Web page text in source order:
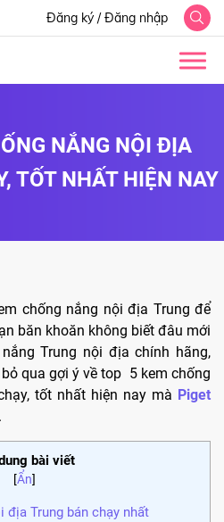
Đăng ký /Đăng nhập
NẮNG NỘI ĐỊA
TỐT NHẤT HIỆN NAY
chống nắng nội địa Trung để
băn khoăn không biết đâu mới
Trung nội địa chính hãng,
qua gợi ý về top 5 kem chống
tốt nhất hiện nay mà Piget
bài viết
[Ẩn]
địa Trung bán chạy nhất